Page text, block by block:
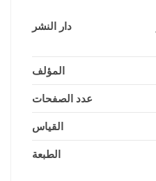
دار النشر
المؤلف
عدد الصفحات
القياس
الطبعة